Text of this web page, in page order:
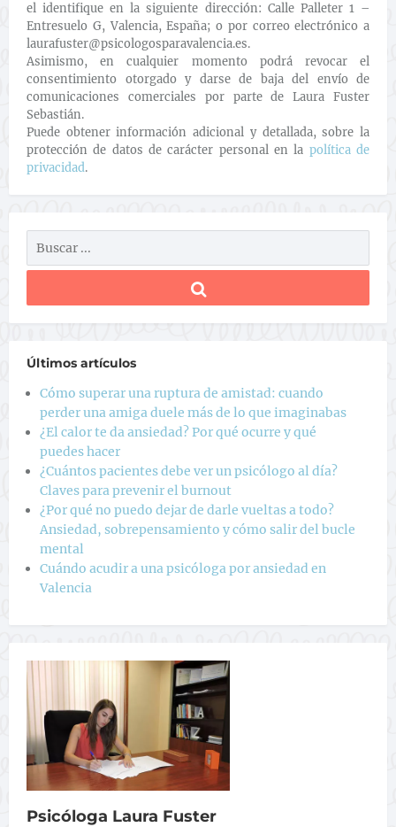
el identifique en la siguiente dirección: Calle Palleter 1 –
Entresuelo G, Valencia, España; o por correo electrónico a
laurafuster@psicologosparavalencia.es.
Asimismo, en cualquier momento podrá revocar el
consentimiento otorgado y darse de baja del envío de
comunicaciones comerciales por parte de Laura Fuster
Sebastián.
Puede obtener información adicional y detallada, sobre la
protección de datos de carácter personal en la política de
privacidad.
Últimos artículos
Cómo superar una ruptura de amistad: cuando
perder una amiga duele más de lo que imaginabas
¿El calor te da ansiedad? Por qué ocurre y qué
puedes hacer
¿Cuántos pacientes debe ver un psicólogo al día?
Claves para prevenir el burnout
¿Por qué no puedo dejar de darle vueltas a todo?
Ansiedad, sobrepensamiento y cómo salir del bucle
mental
Cuándo acudir a una psicóloga por ansiedad en
Valencia
Psicóloga Laura Fuster